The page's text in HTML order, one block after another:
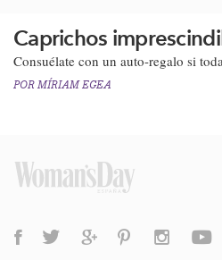
Caprichos
Consuélate con un auto-regalo si
POR MÍRIAM EGEA